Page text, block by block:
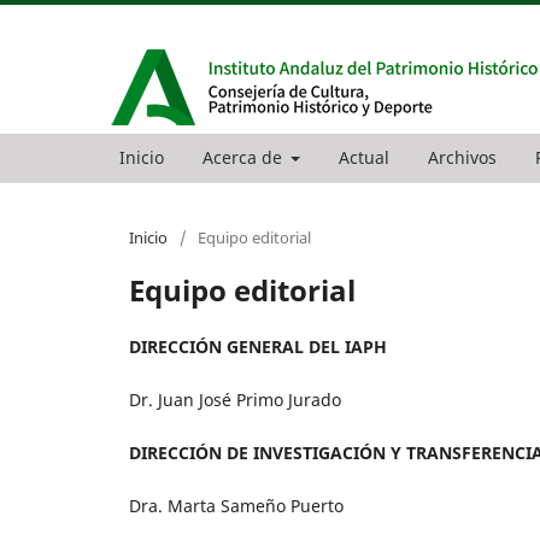
Inicio Acerca de Actual Archivos
Inicio / Equipo editorial
Equipo editorial
DIRECCIÓN GENERAL DEL IAPH
Dr. Juan José Primo Jurado
DIRECCIÓN DE INVESTIGACIÓN Y
Dra. Marta Sameño Puerto